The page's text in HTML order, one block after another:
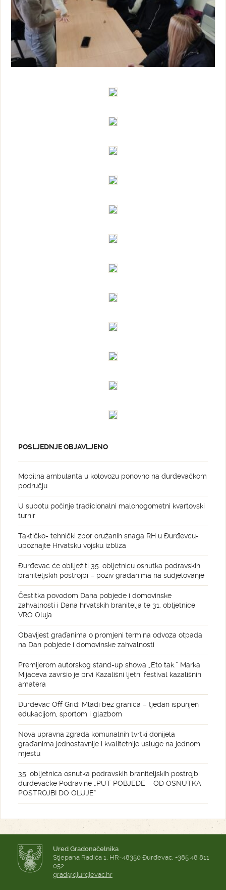
POSLJEDNJE OBJAVLJENO
Mobilna ambulanta u kolovozu ponovno na đurđevačkom
području
U subotu počinje tradicionalni malonogometni kvartovski
turnir
Taktičko- tehnički zbor oružanih snaga RH u Đurđevcu-
upoznajte Hrvatsku vojsku izbliza
Đurđevac će obilježiti 35. obljetnicu osnutka podravskih
braniteljskih postrojbi – poziv građanima na sudjelovanje
Čestitka povodom Dana pobjede i domovinske
zahvalnosti i Dana hrvatskih branitelja te 31. obljetnice
VRO Oluja
Obavijest građanima o promjeni termina odvoza otpada
na Dan pobjede i domovinske zahvalnosti
Premijerom autorskog stand-up showa „Eto tak.” Marka
Mijaceva završio je prvi Kazališni ljetni festival kazališnih
amatera
Đurđevac Off Grid: Mladi bez granica – tjedan ispunjen
edukacijom, sportom i glazbom
Nova upravna zgrada komunalnih tvrtki donijela
građanima jednostavnije i kvalitetnije usluge na jednom
mjestu
35. obljetnica osnutka podravskih braniteljskih postrojbi
đurđevačke Podravine „PUT POBJEDE – OD OSNUTKA
POSTROJBI DO OLUJE“
Ured Gradonačelnika
Stjepana Radića 1, HR-48350 Đurđevac, +385 48 811
052
grad@djurdjevac.hr